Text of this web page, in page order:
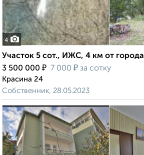
4
Участок 5 сот., ИЖС, 4 км от города
3 500 000 ₽ 7 000 ₽ за сотку
Красина 24
Собственник, 28.05.2023